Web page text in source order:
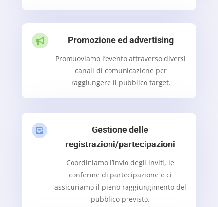
 Promozione ed advertising
Promuoviamo l’evento attraverso diversi
canali di comunicazione per
raggiungere il pubblico target.

Gestione delle
registrazioni/partecipazioni
Coordiniamo l’invio degli inviti, le
conferme di partecipazione e ci
assicuriamo il pieno raggiungimento del
pubblico previsto.